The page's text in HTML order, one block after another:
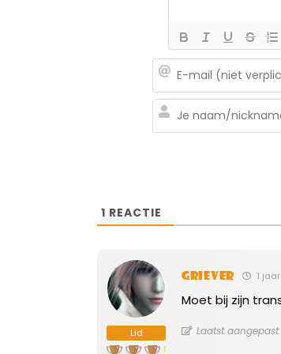
1 REACTIE
Lid
Griever 1
Moet bij zijn
Laatst